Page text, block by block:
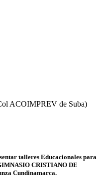
ACOIMPREV de Suba)
talleres Educacionales para
CRISTIANO DE
Cundinamarca.